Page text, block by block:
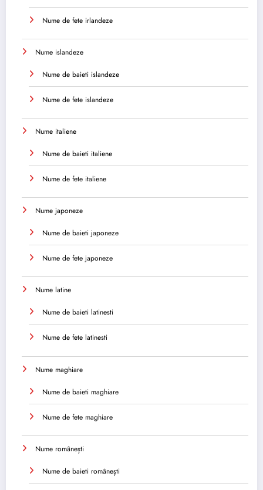
Nume de fete irlandeze
Nume islandeze
Nume de baieti islandeze
Nume de fete islandeze
Nume italiene
Nume de baieti italiene
Nume de fete italiene
Nume japoneze
Nume de baieti japoneze
Nume de fete japoneze
Nume latine
Nume de baieti latinesti
Nume de fete latinesti
Nume maghiare
Nume de baieti maghiare
Nume de fete maghiare
Nume românești
Nume de baieti românești